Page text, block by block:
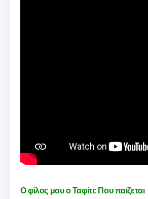
Ο φίλος μου ο Ταφίτι: Που παίζεται